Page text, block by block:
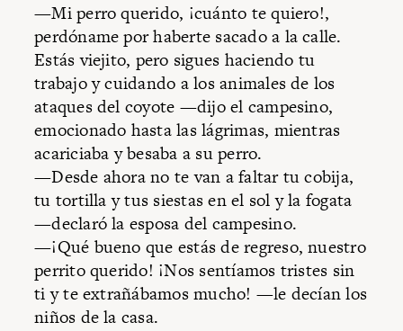
—Mi perro querido, ¡cuánto te quiero!,
perdóname por haberte sacado a la calle.
Estás viejito, pero sigues haciendo tu
trabajo y cuidando a los animales de los
ataques del coyote —dijo el campesino,
emocionado hasta las lágrimas, mientras
acariciaba y besaba a su perro.
—Desde ahora no te van a faltar tu cobija,
tu tortilla y tus siestas en el sol y la fogata
—declaró la esposa del campesino.
—¡Qué bueno que estás de regreso, nuestro
perrito querido! ¡Nos sentíamos tristes sin
ti y te extrañábamos mucho! —le decían los
niños de la casa.